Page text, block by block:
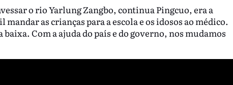
o rio Yarlung Zangbo, continua Pingcuo, era a
as crianças para a escola e os idosos ao médico.
Com a ajuda do país e do governo, nos mudamos